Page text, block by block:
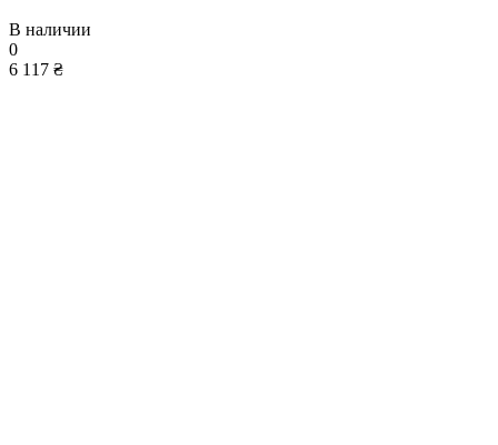
В наличии
0
6 117 ₴